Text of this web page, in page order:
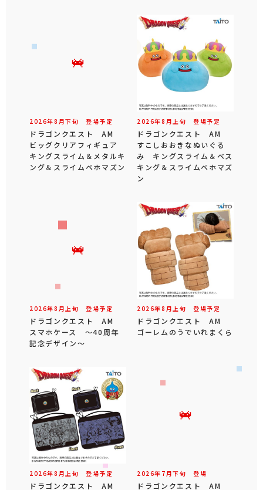
2026年8 月下旬 登場予定
ドラゴンクエスト AM
ビッグクリアフィギュア
キングスライム＆メタルキ
ング＆スライムベホマズン
2026年8 月 上旬 登場予定
ドラゴンクエスト AM
すこしおおきなぬいぐる
み キングスライム＆ベス
キング＆スライムベホマズ
ン
2026年8 月 上旬 登場予定
ドラゴンクエスト AM
スマホケース ～40周年
記念デザイン～
2026年8 月 上旬 登場予定
ドラゴンクエスト AM
ゴーレムのうでいれまくら
2026年8 月 上旬 登場予定
ドラゴンクエスト AM
2026年 7 月下旬 登場
ドラゴンクエスト AM